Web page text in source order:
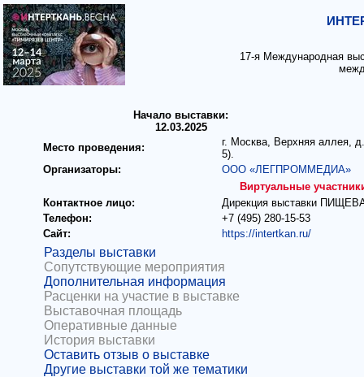
17-я Международная
Начало выставки:
12.03.2025
Место проведения:
г. Москва, Верхняя аллея,
5).
Организаторы:
ООО «ЛЕГПРОММЕДИА»
Виртуальные
Контактное лицо:
Дирекция выставки
Телефон:
+7 (495) 280-15-53
Сайт:
https://intertkan.ru/
Разделы выставки
Сопутствующие мероприятия
Дополнительная информация
Расценки на участие в выставке
Выставочная площадь
Оперативные данные
История выставки
Оставить отзыв о выставке
Другие выставки той же тематики